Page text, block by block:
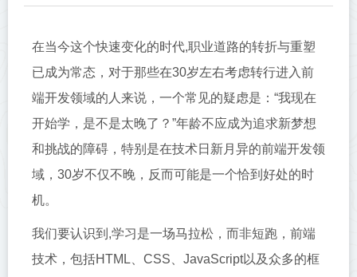
在当今这个快速变化的时代,职业道路的转折与重塑
已成为常态，对于那些在30岁左右考虑转行进入前
端开发领域的人来说，一个常见的疑虑是：“我现在
开始学，是不是太晚了？”年龄不应成为追求新梦想
和挑战的障碍，特别是在技术日新月异的前端开发领
域，30岁不仅不晚，反而可能是一个恰到好处的时
机。
我们要认识到,学习是一场马拉松，而非短跑，前端
技术，包括HTML、CSS、JavaScript以及众多的框